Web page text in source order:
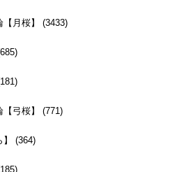
【月桜】 (3433)
【弓桜】 (771)
】 (364)